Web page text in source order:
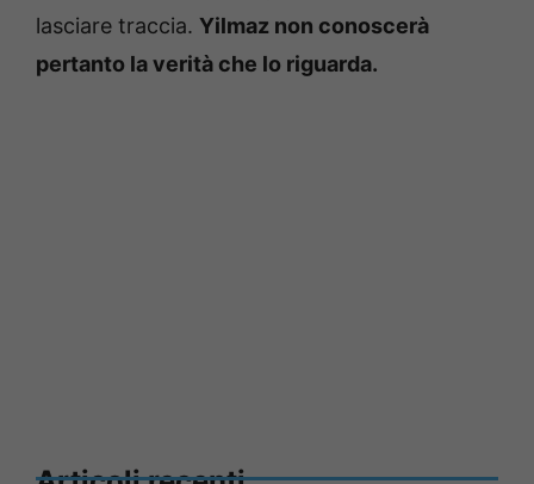
lasciare traccia. Yilmaz non conoscerà
pertanto la verità che lo riguarda.